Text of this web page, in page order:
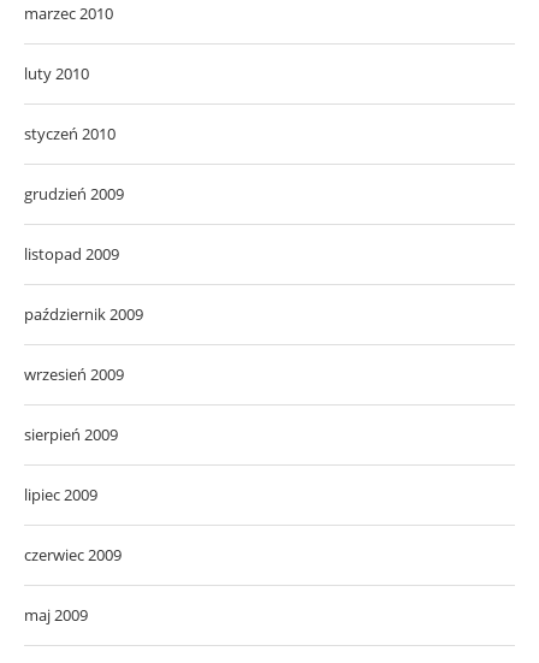
marzec 2010
luty 2010
styczeń 2010
grudzień 2009
listopad 2009
październik 2009
wrzesień 2009
sierpień 2009
lipiec 2009
czerwiec 2009
maj 2009